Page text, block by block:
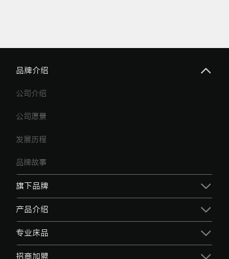
品牌介绍
公司介绍
公司愿景
发展历程
品牌故事
旗下品牌
产品介绍
专业床品
招商加盟